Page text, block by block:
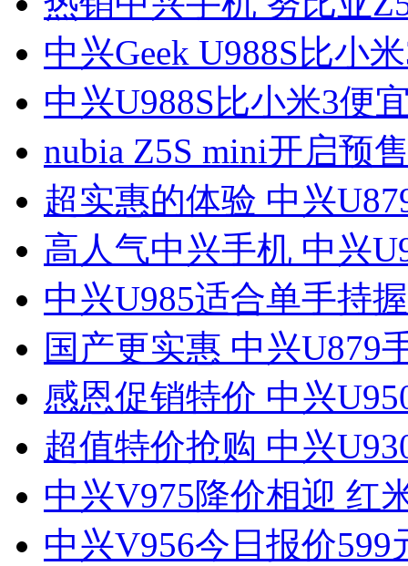
中兴Geek U988S比小
中兴U988S比小米3便
nubia Z5S mini开启预
超实惠的体验 中兴
高人气中兴手机 中兴
中兴U985适合单手持
国产更实惠 中兴U879
感恩促销特价 中兴
超值特价抢购 中兴
中兴V975降价相迎 红
中兴V956今日报价599